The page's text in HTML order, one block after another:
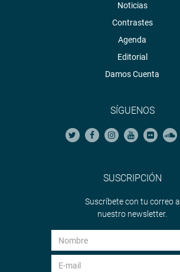
Noticias
Contrastes
Agenda
Editorial
Damos Cuenta
SÍGUENOS
SUSCRIPCIÓN
Suscríbete con tu correo a
nuestro newsletter.